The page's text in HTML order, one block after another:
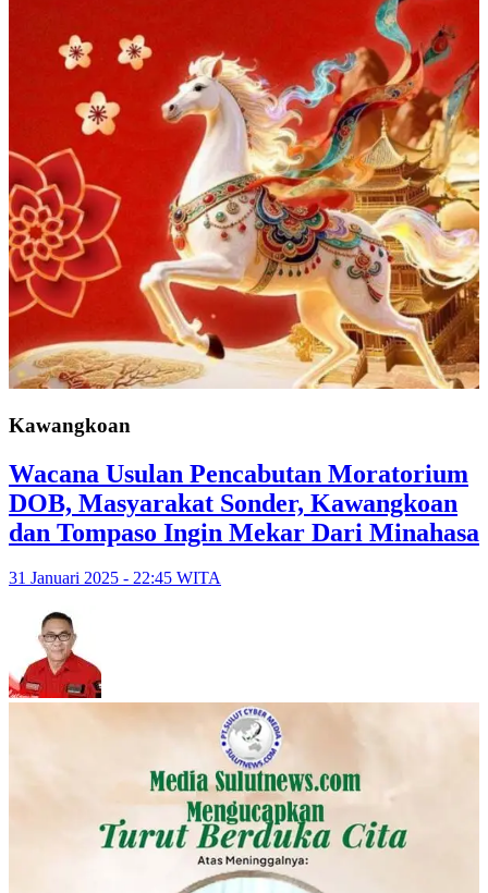
Kawangkoan
Wacana Usulan Pencabutan Moratorium
DOB, Masyarakat Sonder, Kawangkoan
dan Tompaso Ingin Mekar Dari Minahasa
31 Januari 2025 - 22:45 WITA